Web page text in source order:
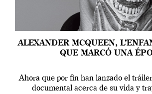
ALEXANDER MCQUEEN,
QUE MARCÓ UNA
Ahora que por fin han lanzado el
documental acerca de su vida y